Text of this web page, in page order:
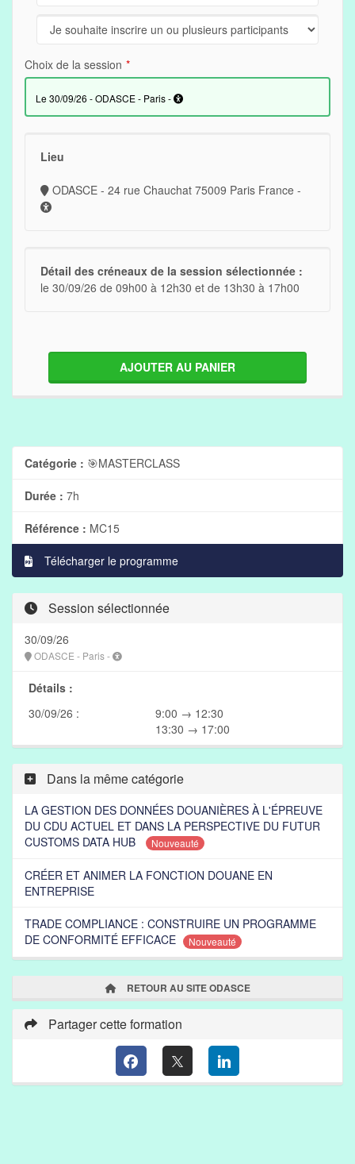
Choix de la session
le 30/09/26 - ODASCE - Paris -
Lieu
ODASCE - 24 rue Chauchat 75009 Paris France -
Détail des créneaux de la session sélectionnée :
le 30/09/26 de 09h00 à 12h30 et de 13h30 à 17h00
AJOUTER AU PANIER
Catégorie : 🎯MASTERCLASS
Durée : 7h
Référence : MC15
Télécharger le programme
Session sélectionnée
30/09/26
ODASCE - Paris -
Détails :
30/09/26 :
9:00 → 12:30
13:30 → 17:00
Dans la même catégorie
LA GESTION DES DONNÉES DOUANIÈRES À L'ÉPREUVE
DU CDU ACTUEL ET DANS LA PERSPECTIVE DU FUTUR
CUSTOMS DATA HUB
Nouveauté
CRÉER ET ANIMER LA FONCTION DOUANE EN
ENTREPRISE
TRADE COMPLIANCE : CONSTRUIRE UN PROGRAMME
DE CONFORMITÉ EFFICACE
Nouveauté
RETOUR AU SITE ODASCE
Partager cette formation